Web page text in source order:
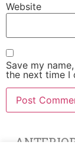
Website
Save my
the next time I